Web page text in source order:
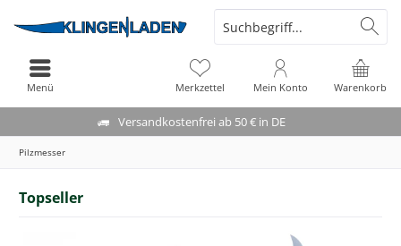
Versandkostenfrei ab 50 € in DE
Warenkorb
Merkzettel Mein Konto
Menü
Pilzmesser
Topseller